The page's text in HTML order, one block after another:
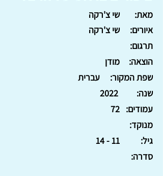
שי צ'רקה
מאת:
שי צ'רקה
איורים:
תרגום:
מודן
הוצאה:
עברית
שפת המקור:
2022
שנה:
72 עמודים:
מנוקד:
11 - 14
גיל:
סדרה: